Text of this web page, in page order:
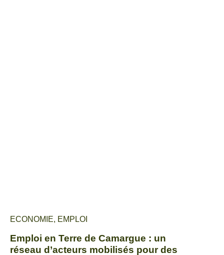
ECONOMIE, EMPLOI
Emploi en Terre de Camargue : un
réseau d’acteurs mobilisés pour des